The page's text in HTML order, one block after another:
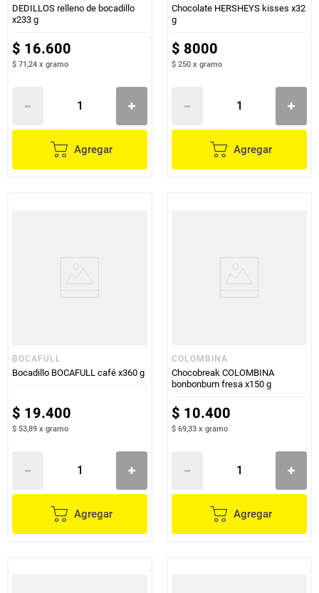
DEDILLOS relleno de bocadillo
x233 g
$ 16.600
$ 71,24 x gramo
Agregar
Chocolate HERSHEYS kisses x32
g
$ 8000
$ 250 x gramo
Agregar
BOCAFULL
Bocadillo BOCAFULL café x360 g
$ 19.400
$ 53,89 x gramo
Agregar
COLOMBINA
Chocobreak COLOMBINA
bonbonbum fresa x150 g
$ 10.400
$ 69,33 x gramo
Agregar